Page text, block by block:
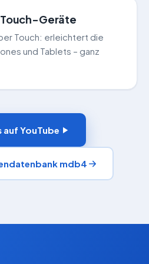
Geräte
Touch: erleichtert die
und Tablets – ganz
auf YouTube
mdb4